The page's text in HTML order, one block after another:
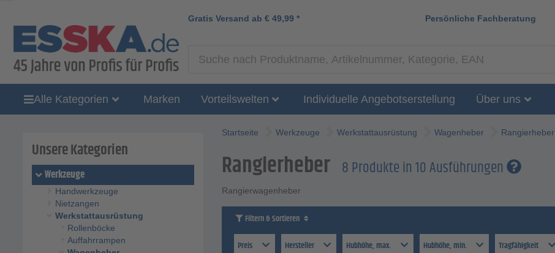
Gratis Versand ab € 49,99 * Persönliche Fachberatung
Alle Kategorien Marken Vorteilswelten Individuelle Angebotserstellung Über uns
Unsere Kategorien
Werkzeuge
Handwerkzeuge
Nietzangen
Werkstattausrüstung
Rollenböcke
Auffahrrampen
Startseite Werkzeuge Werkstattausrüstung Wagenheber Rangierheber
Rangierheber 8 Produkte in 10 Ausführungen
Rangierwagenheber
Filtern & Sortieren
Preis
Hersteller Hubhöhe, max. Hubhöhe, min. Tragfähigkeit